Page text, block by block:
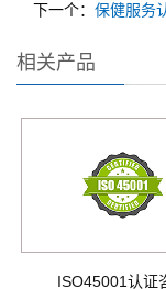
下一个： 保健服务
相关产品
ISO45001认证